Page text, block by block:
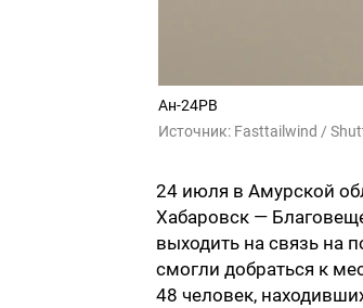
Ан-24РВ
Источник: Fasttailwind /
24 июля в Амурской
Хабаровск —
выходить на связь на
смогли добраться к
48 человек,